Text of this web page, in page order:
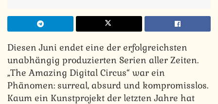
Diesen Juni endet eine der erfolgreichsten
unabhängig produzierten Serien aller Zeiten.
„The Amazing Digital Circus“ war ein
Phänomen: surreal, absurd und kompromisslos.
Kaum ein Kunstprojekt der letzten Jahre hat